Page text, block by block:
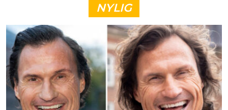
NYLIG